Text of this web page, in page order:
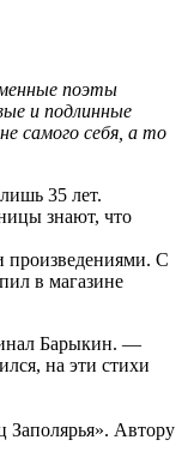
поэты
и подлинные
самого себя, а то
35 лет.
знают, что
произведениями. С
в магазине
Барыкин. —
на эти стихи
Заполярья». Автору